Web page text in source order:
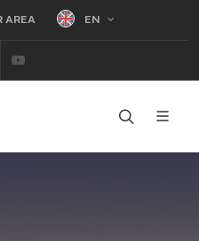
AREA EN
Linkedin